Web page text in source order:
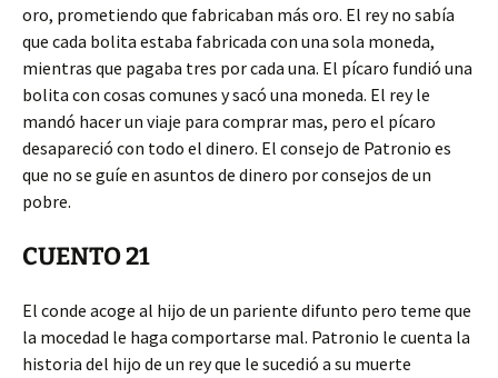
oro, prometiendo que fabricaban más oro. El rey no sabía
que cada bolita estaba fabricada con una sola moneda,
mientras que pagaba tres por cada una. El pícaro fundió una
bolita con cosas comunes y sacó una moneda. El rey le
mandó hacer un viaje para comprar mas, pero el pícaro
desapareció con todo el dinero. El consejo de Patronio es
que no se guíe en asuntos de dinero por consejos de un
pobre.
CUENTO 21
El conde acoge al hijo de un pariente difunto pero teme que
la mocedad le haga comportarse mal. Patronio le cuenta la
historia del hijo de un rey que le sucedió a su muerte